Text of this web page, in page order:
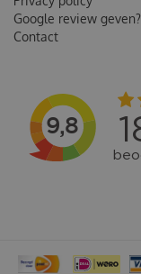
Google review geven?
Contact